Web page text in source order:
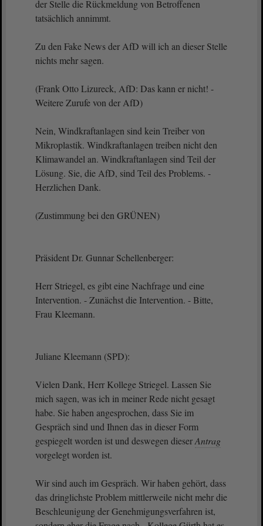
der Stelle die Rückmeldung von Betroffenen
tatsächlich annimmt.
Zu den Fake News der AfD will ich an dieser Stelle
nichts mehr sagen.
(Frank Otto Lizureck, AfD: Das kann er nicht! -
Weitere Zurufe von der AfD)
Nein, Windkraftanlagen sind kein Treiber von
Mikroplastik. Windkraftanlagen treiben nicht den
Klimawandel an. Windkraftanlagen sind Teil der
Lösung. Sie, die AfD, sind Teil des Problems. -
Herzlichen Dank.
(Zustimmung bei den GRÜNEN)
Präsident Dr. Gunnar Schellenberger:
Herr Striegel, es gibt eine Nachfrage und eine
Intervention. - Zunächst die Intervention. - Bitte,
Frau Kleemann.
Juliane Kleemann (SPD):
Vielen Dank, Herr Kollege Striegel. Lassen Sie
mich sagen, was ich in meiner Rede nicht gesagt
habe. Sie haben angesprochen, dass Sie im
Gespräch sind und Ihnen das in dieser Form
gespiegelt worden ist und deswegen dieserAntrag
vorgelegt worden ist.
Wir sind auch im Gespräch. Wir haben gehört, dass
das dringlichste Problem mittlerweile nicht mehr die
Beschleunigung der Genehmigungsverfahren ist,